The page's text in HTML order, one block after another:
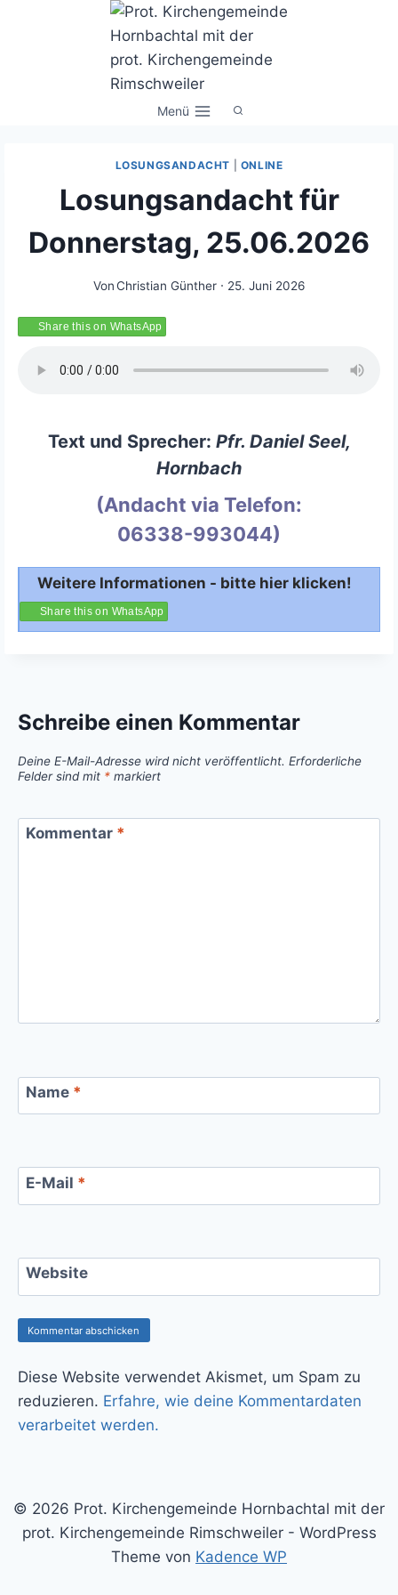
Menü
LOSUNGSANDACHT ONLINE
Losungsandacht für
Donnerstag, 25.06.2026
VonChristian Günther 25. Juni 2026
Share this on WhatsApp
Text und Sprecher: Pfr. Daniel Seel,
Hornbach
(Andacht via Telefon:
06338-993044)
Weitere Informationen - bitte hier klicken!
Share this on WhatsApp
Schreibe einen Kommentar
Deine E-Mail-Adresse wird nicht veröffentlicht. Erforderliche
Felder sind mit * markiert
Kommentar *
Name *
E-Mail *
Website
Diese Website verwendet Akismet, um Spam zu
reduzieren. Erfahre, wie deine Kommentardaten
verarbeitet werden.
© 2026 Prot. Kirchengemeinde Hornbachtal mit der
prot. Kirchengemeinde Rimschweiler - WordPress
Theme von Kadence WP